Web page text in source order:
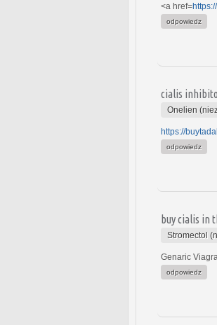
<a href=
odpowiedz
cialis
Onelien
https://
odpowiedz
buy cialis in
Stromectol
Genaric
odpowiedz